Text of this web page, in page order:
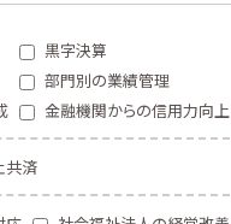
黒字決算
部門別の業績管理
金融機関からの信用力向上
共済